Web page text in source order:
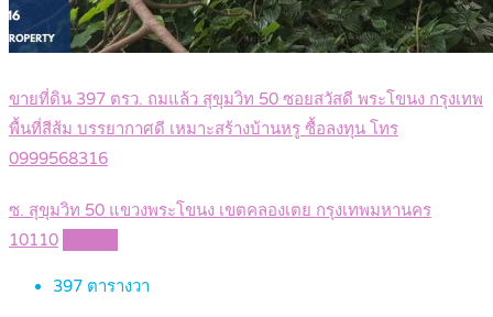
ขายที่ดิน 397 ตรว. ถมแล้ว สุขุมวิท 50 ซอยสวัสดี พระโขนง กรุงเทพ
พื้นที่สีส้ม บรรยากาศดี เหมาะสร้างบ้านหรู ซื้อลงทุน โทร
0999568316
ซ. สุขุมวิท 50 แขวงพระโขนง เขตคลองเตย กรุงเทพมหานคร
10110
397 ตารางวา